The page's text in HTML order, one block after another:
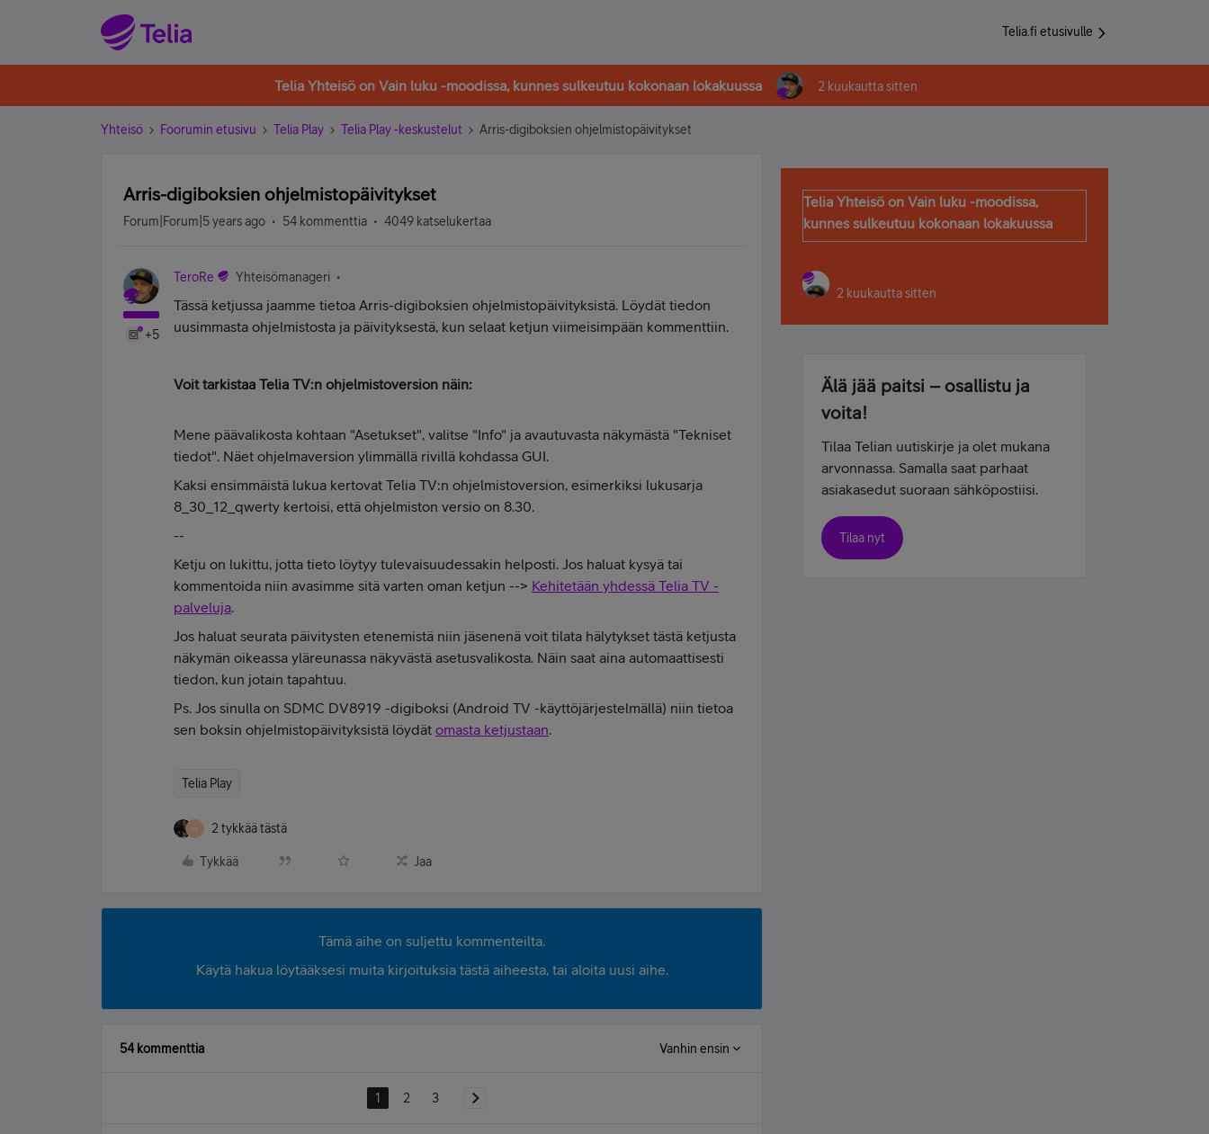
Telia.fi etusivulle
Telia Yhteisö on Vain luku -moodissa, kunnes sulkeutuu kokonaan lokakuussa 2 kuukautta sitten
Yhteisö Foorumin etusivu Telia Play Telia Play -keskustelut Arris-digiboksien ohjelmistopäivitykset
Arris-digiboksien ohjelmistopäivitykset
Forum|Forum|5 years ago 54 kommenttia 4049 katselukertaa
+5
TeroRe Yhteisömanageri
Tässä ketjussa jaamme tietoa Arris-digiboksien ohjelmistopäivityksistä. Löydät tiedon
uusimmasta ohjelmistosta ja päivityksestä, kun selaat ketjun viimeisimpään kommenttiin.
Voit tarkistaa Telia TV:n ohjelmistoversion näin:
Mene päävalikosta kohtaan "Asetukset", valitse "Info" ja avautuvasta näkymästä "Tekniset
tiedot". Näet ohjelmaversion ylimmällä rivillä kohdassa GUI.
Kaksi ensimmäistä lukua kertovat Telia TV:n ohjelmistoversion, esimerkiksi lukusarja
8_30_12_qwerty kertoisi, että ohjelmiston versio on 8.30.
--
Ketju on lukittu, jotta tieto löytyy tulevaisuudessakin helposti. Jos haluat kysyä tai
kommentoida niin avasimme sitä varten oman ketjun --> Kehitetään yhdessä Telia TV -
palveluja.
Jos haluat seurata päivitysten etenemistä niin jäsenenä voit tilata hälytykset tästä ketjusta
näkymän oikeassa yläreunassa näkyvästä asetusvalikosta. Näin saat aina automaattisesti
tiedon, kun jotain tapahtuu.
Ps. Jos sinulla on SDMC DV8919 -digiboksi (Android TV -käyttöjärjestelmällä) niin tietoa
sen boksin ohjelmistopäivityksistä löydät omasta ketjustaan.
Telia Play
M 2 tykkää tästä
Tykkää Jaa
Tämä aihe on suljettu kommenteilta.
Käytä hakua löytääksesi muita kirjoituksia tästä aiheesta, tai aloita uusi aihe.
54 kommenttia Vanhin ensin
1 2 3
Telia Yhteisö on Vain luku -moodissa,
kunnes sulkeutuu kokonaan lokakuussa
2 kuukautta sitten
Älä jää paitsi – osallistu ja
voita!
Tilaa Telian uutiskirje ja olet mukana
arvonnassa. Samalla saat parhaat
asiakasedut suoraan sähköpostiisi.
Tilaa nyt